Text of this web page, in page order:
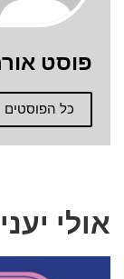
פוסט
כל הפוסטים
אולי